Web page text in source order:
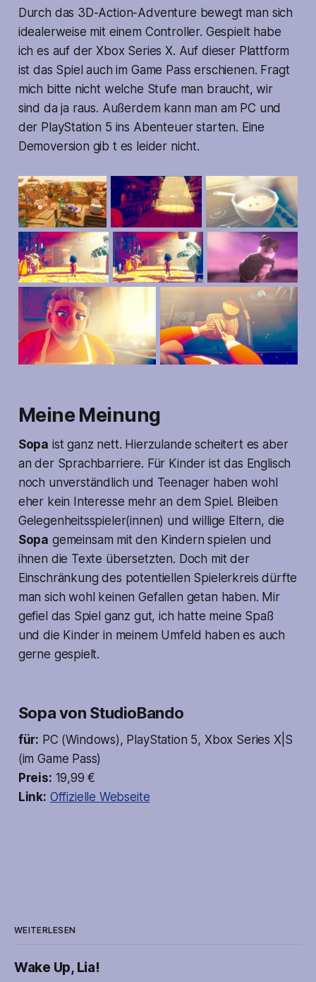
Durch das 3D-Action-Adventure bewegt man sich
idealerweise mit einem Controller. Gespielt habe
ich es auf der Xbox Series X. Auf dieser Plattform
ist das Spiel auch im Game Pass erschienen. Fragt
mich bitte nicht welche Stufe man braucht, wir
sind da ja raus. Außerdem kann man am PC und
der PlayStation 5 ins Abenteuer starten. Eine
Demoversion gib t es leider nicht.
Meine Meinung
Sopa ist ganz nett. Hierzulande scheitert es aber
an der Sprachbarriere. Für Kinder ist das Englisch
noch unverständlich und Teenager haben wohl
eher kein Interesse mehr an dem Spiel. Bleiben
Gelegenheitsspieler(innen) und willige Eltern, die
Sopa gemeinsam mit den Kindern spielen und
ihnen die Texte übersetzten. Doch mit der
Einschränkung des potentiellen Spielerkreis dürfte
man sich wohl keinen Gefallen getan haben. Mir
gefiel das Spiel ganz gut, ich hatte meine Spaß
und die Kinder in meinem Umfeld haben es auch
gerne gespielt.
Sopa von StudioBando
für: PC (Windows), PlayStation 5, Xbox Series X|S
(im Game Pass)
Preis: 19,99 €
Link: Offizielle Webseite
WEITERLESEN
Wake Up, Lia!